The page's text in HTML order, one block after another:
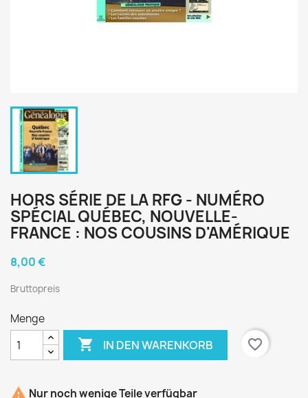
HORS SÉRIE DE LA RFG - NUMÉRO
SPÉCIAL QUÉBEC, NOUVELLE-
FRANCE : NOS COUSINS D'AMÉRIQUE
8,00 €
Bruttopreis
Menge
 IN DEN WARENKORB favorite_border
 Nur noch wenige Teile verfügbar